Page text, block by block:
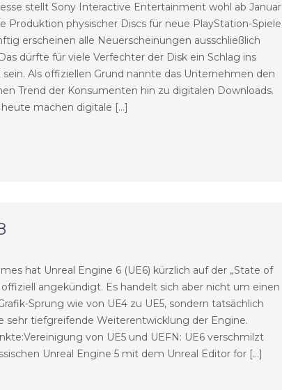
stellt Sony Interactive Entertainment wohl ab Januar
Produktion physischer Discs für neue PlayStation-Spiele
erscheinen alle Neuerscheinungen ausschließlich
dürfte für viele Verfechter der Disk ein Schlag ins
sein. Als offiziellen Grund nannte das Unternehmen den
Trend der Konsumenten hin zu digitalen Downloads.
heute machen digitale […]
hat Unreal Engine 6 (UE6) kürzlich auf der „State of
offiziell angekündigt. Es handelt sich aber nicht um einen
Sprung wie von UE4 zu UE5, sondern tatsächlich
sehr tiefgreifende Weiterentwicklung der Engine.
von UE5 und UEFN: UE6 verschmilzt
Unreal Engine 5 mit dem Unreal Editor for […]